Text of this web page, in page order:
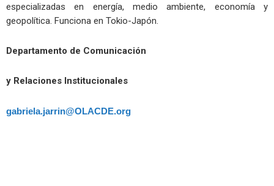
especializadas en energía, medio ambiente, economía y
geopolítica. Funciona en Tokio-Japón.
Departamento de Comunicación
y Relaciones Institucionales
gabriela.jarrin@OLACDE.org